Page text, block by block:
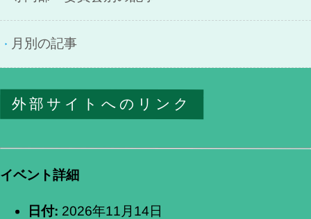
月別の記事
外部サイトへのリンク
イベント詳細
日付: 2026年11月14日